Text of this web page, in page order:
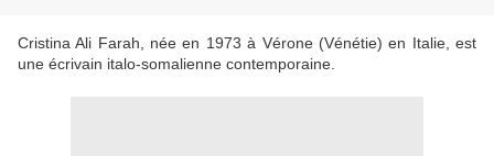
Cristina Ali Farah, née en 1973 à Vérone (Vénétie) en Italie, est
une écrivain italo-somalienne contemporaine.